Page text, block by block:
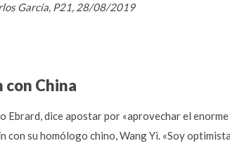
García, P21, 28/08/2019
China
dice apostar por «aprovechar el
con su homólogo chino, Wang Yi. «Soy